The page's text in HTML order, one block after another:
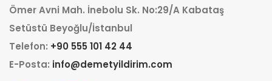
Ömer Avni Mah. İnebolu Sk. No:29/A Kabataş
Setüstü Beyoğlu/İstanbul
Telefon: +90 555 101 42 44
E-Posta: info@demetyildirim.com